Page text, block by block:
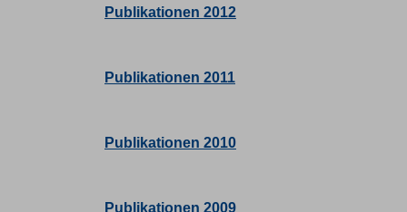
Publikationen 2012
Publikationen 2011
Publikationen 2010
Publikationen 2009